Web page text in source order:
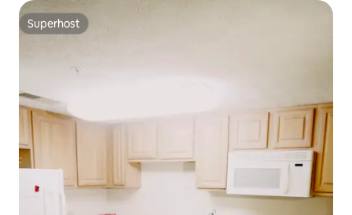
Superhost
Superhost